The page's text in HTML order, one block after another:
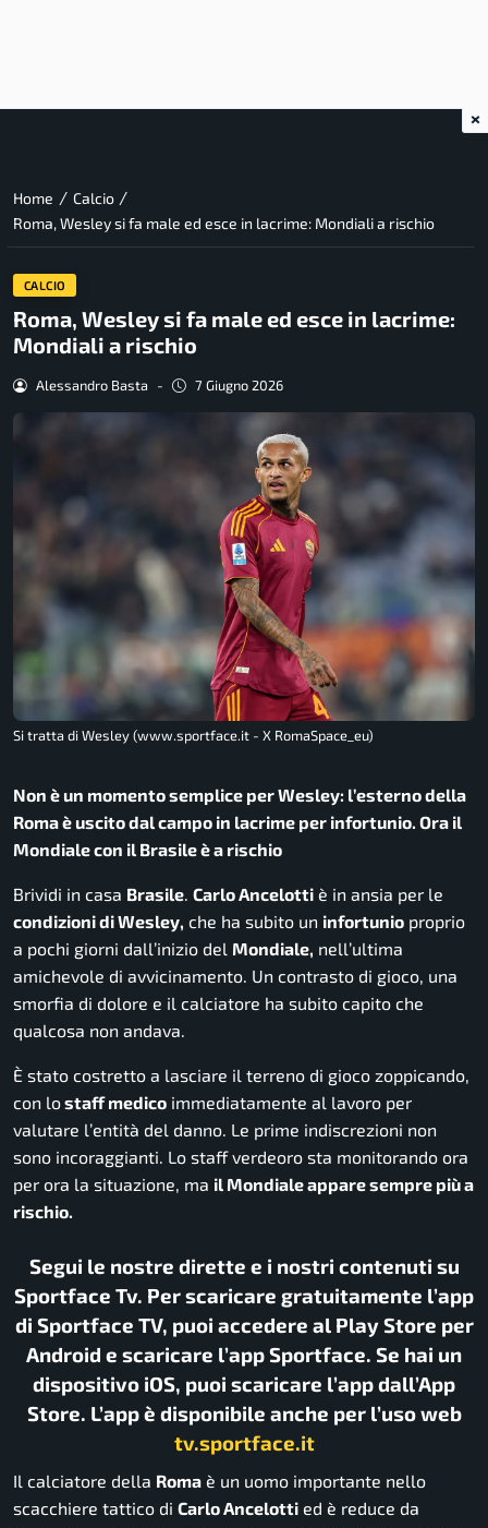
Home / Calcio /
Roma, Wesley si fa male ed esce in lacrime: Mondiali a rischio
CALCIO
Roma, Wesley si fa male ed esce in lacrime:
Mondiali a rischio
Alessandro Basta - 7 Giugno 2026
Si tratta di Wesley (www.sportface.it - X RomaSpace_eu)
Non è un momento semplice per Wesley: l’esterno della
Roma è uscito dal campo in lacrime per infortunio. Ora il
Mondiale con il Brasile è a rischio
Brividi in casa Brasile. Carlo Ancelotti è in ansia per le
condizioni di Wesley, che ha subito un infortunio proprio
a pochi giorni dall’inizio del Mondiale, nell’ultima
amichevole di avvicinamento. Un contrasto di gioco, una
smorfia di dolore e il calciatore ha subito capito che
qualcosa non andava.
È stato costretto a lasciare il terreno di gioco zoppicando,
con lostaff medico immediatamente al lavoro per
valutare l’entità del danno. Le prime indiscrezioni non
sono incoraggianti. Lo staff verdeoro sta monitorando ora
per ora la situazione, ma il Mondiale appare sempre più a
rischio.
Segui le nostre dirette e i nostri contenuti su
Sportface Tv. Per scaricare gratuitamente l’app
di Sportface TV, puoi accedere al Play Store per
Android e scaricare l’app Sportface. Se hai un
dispositivo iOS, puoi scaricare l’app dall’App
Store. L’app è disponibile anche per l’uso web
tv.sportface.it
Il calciatore della Roma è un uomo importante nello
scacchiere tattico di Carlo Ancelotti ed è reduce da
×